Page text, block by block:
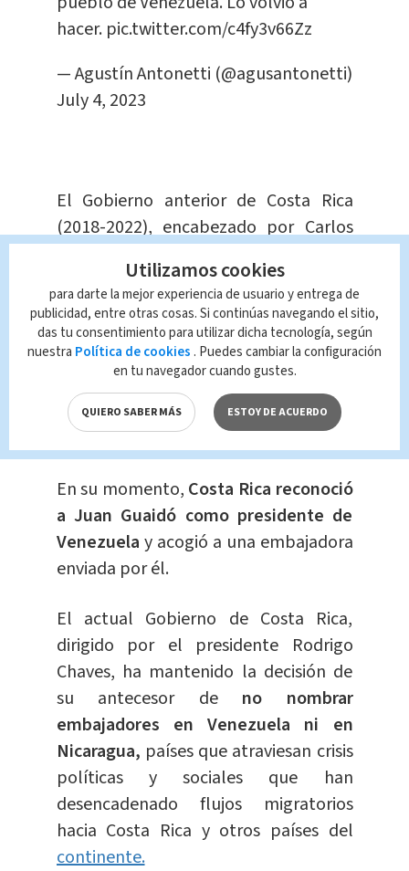
hacer. pic.twitter.com/c4fy3v66Zz
— Agustín Antonetti (@agusantonetti)
July 4, 2023
El Gobierno anterior de Costa Rica
(2018-2022), encabezado por Carlos
embajador a Nicaragua y a Venezuela
debido a las violaciones a los derecho
humanos y a la falta de transparencia
en los procesos electorales, y además
desconoció la legitimidad de Nicolás
Maduro como presidente venezolano
tras suúltima reelección.
En su momento, Costa Rica reconoció
a Juan Guaidó como presidente de
Venezuela y acogió a una embajadora
enviada por él.
El actual Gobierno de Costa Rica,
dirigido por el presidente Rodrigo
Chaves, ha mantenido la decisión de
su antecesor de no nombrar
embajadores en Venezuela ni en
Nicaragua, países que atraviesan crisis
políticas y sociales que han
desencadenado flujos migratorios
hacia Costa Rica y otros países del
continente.
Utilizamos cookies
para darte la mejor experiencia de usuario y entrega de
publicidad, entre otras cosas. Si continúas navegando el sitio,
das tu consentimiento para utilizar dicha tecnología, según
nuestra Política de cookies . Puedes cambiar la configuración
en tu navegador cuando gustes.
QUIERO SABER MÁS ESTOY DE ACUERDO